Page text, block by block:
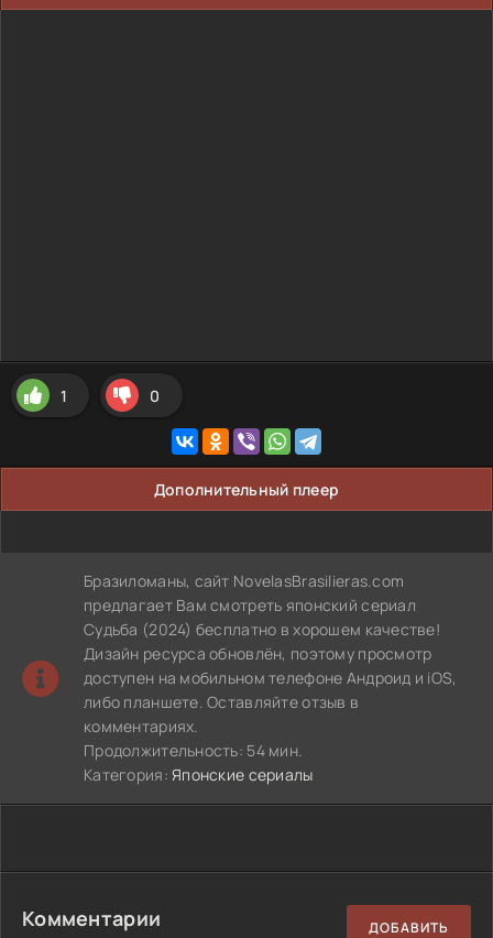
1 0
Дополнительный плеер
Бразиломаны, сайт NovelasBrasilieras.com
предлагает Вам смотреть японский сериал
Судьба (2024) бесплатно в хорошем качестве!
Дизайн ресурса обновлён, поэтому просмотр
доступен на мобильном телефоне Андроид и iOS,
либо планшете. Оставляйте отзыв в
комментариях.
Продолжительность: 54 мин.
Категория:Японские сериалы
Комментарии ДОБАВИТЬ